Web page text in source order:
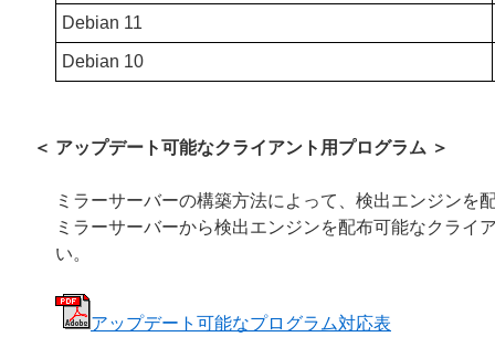
Debian 11
Debian 10
＜ アップデート可能なクライアント用プログラム ＞
ミラーサーバーの構築方法によって、検出エンジンを
ミラーサーバーから検出エンジンを配布可能なクラ
い。
アップデート可能なプログラム対応表